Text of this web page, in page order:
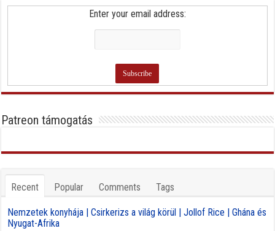
Enter your email address:
Patreon támogatás
Recent Popular Comments Tags
Nemzetek konyhája | Csirkerizs a világ körül | Jollof Rice | Ghána és
Nyugat-Afrika